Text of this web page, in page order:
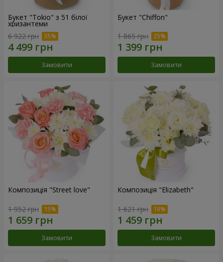
Букет "Tokio" з 51 білої
хризантеми
6 922 грн
Замовити
Букет "Chiffon"
1 865 грн
Замовити
Композиція "Street love"
1 952 грн
Замовити
Композиція "Elizabeth"
1 621 грн
Замовити